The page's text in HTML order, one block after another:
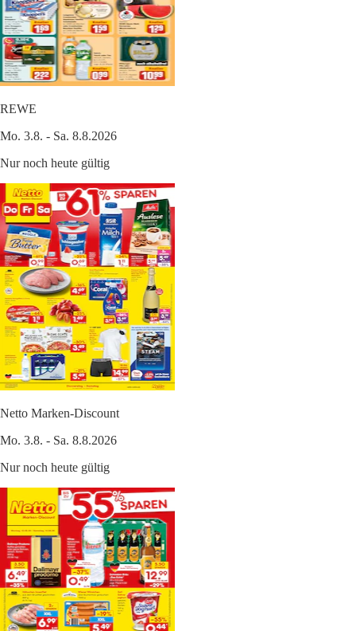
REWE
Mo. 3.8. - Sa. 8.8.2026
Nur noch heute gültig
Netto Marken-Discount
Mo. 3.8. - Sa. 8.8.2026
Nur noch heute gültig